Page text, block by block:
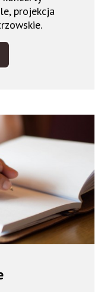
projekcja